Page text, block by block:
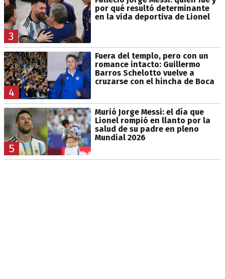
3
por qué resultó determinante
en la vida deportiva de Lionel
4
Fuera del templo, pero con un
romance intacto: Guillermo
Barros Schelotto vuelve a
cruzarse con el hincha de Boca
5
Murió Jorge Messi: el día que
Lionel rompió en llanto por la
salud de su padre en pleno
Mundial 2026